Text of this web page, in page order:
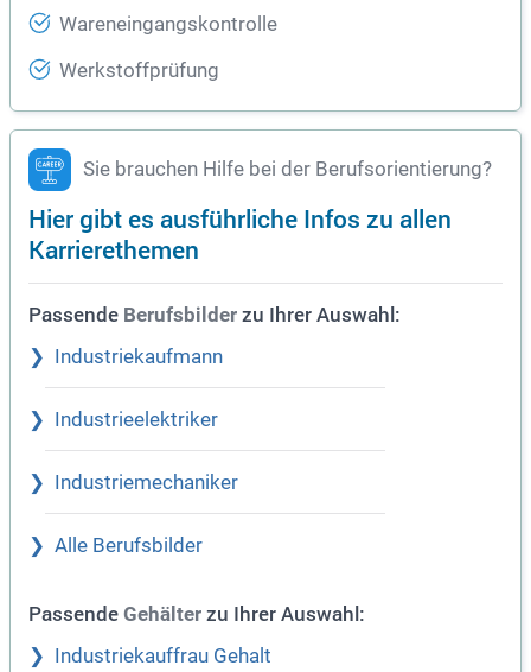
Wareneingangskontrolle
Werkstoffprüfung
Sie brauchen Hilfe bei der Berufsorientierung?
Hier gibt es ausführliche Infos zu allen
Karrierethemen
Passende Berufsbilder zu Ihrer Auswahl:
Industriekaufmann
Industrieelektriker
Industriemechaniker
Alle Berufsbilder
Passende Gehälter zu Ihrer Auswahl:
Industriekauffrau Gehalt